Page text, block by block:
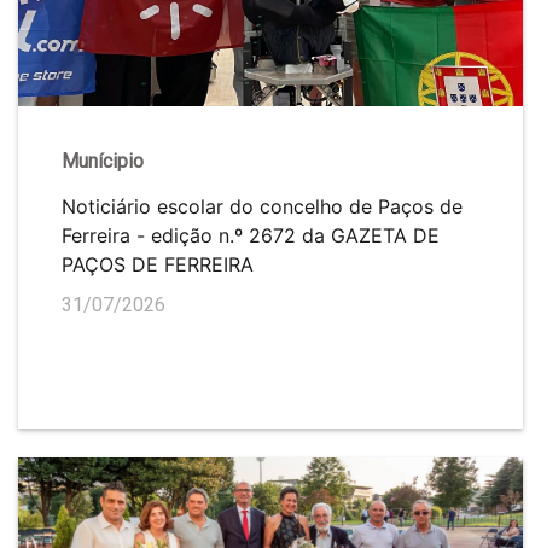
Munícipio
Noticiário escolar do concelho de Paços de
Ferreira - edição n.º 2672 da GAZETA DE
PAÇOS DE FERREIRA
31/07/2026